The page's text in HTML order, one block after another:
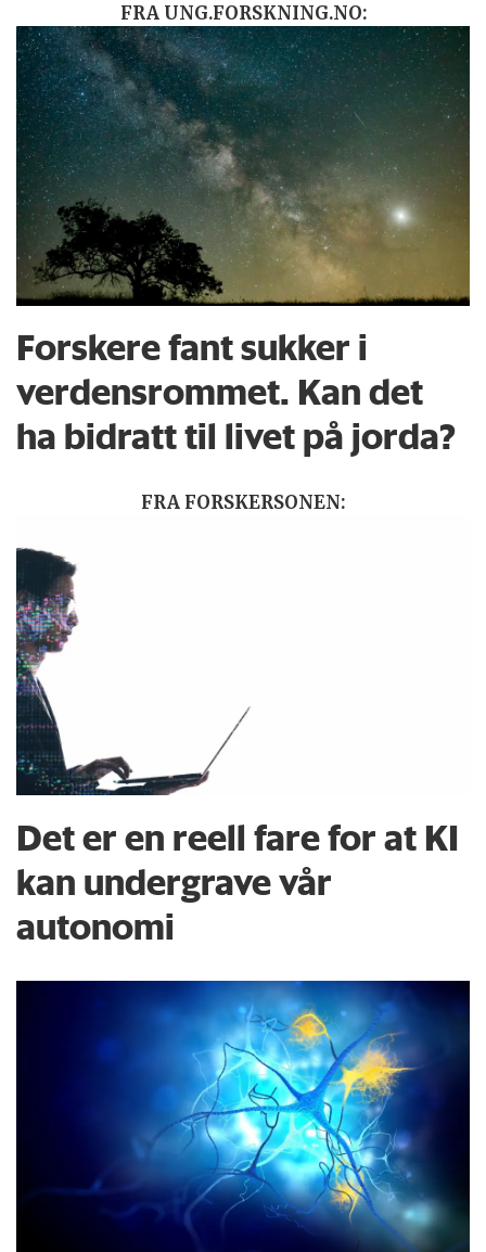
FRA UNG.FORSKNING.NO:
Forskere fant sukker i
verdensrommet. Kan det
ha bidratt til livet på jorda?
FRA FORSKERSONEN:
Det er en reell fare for at KI
kan undergrave vår
autonomi